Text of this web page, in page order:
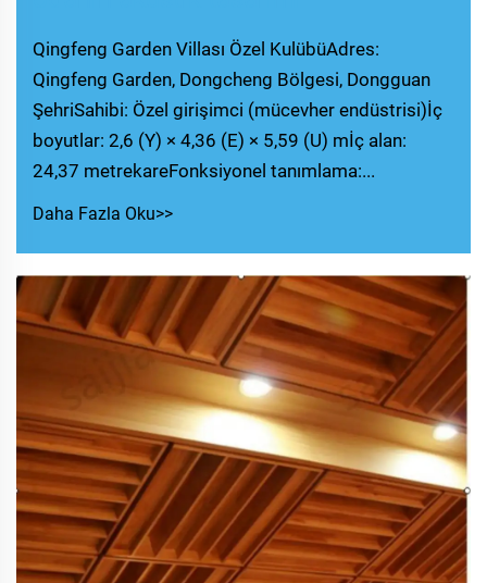
Qingfeng Garden Villası Özel KulübüAdres:
Qingfeng Garden, Dongcheng Bölgesi, Dongguan
ŞehriSahibi: Özel girişimci (mücevher endüstrisi)İç
boyutlar: 2,6 (Y) × 4,36 (E) × 5,59 (U) mİç alan:
24,37 metrekareFonksiyonel tanımlama:...
Daha Fazla Oku>>